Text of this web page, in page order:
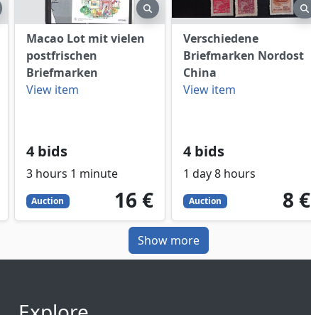
preview preview
Macao Lot mit vielen
postfrischen
Briefmarken
View item
4 bids
3 hours 1 minute
Auction 16
EUR
16 €
Verschiedene
Briefmarken Nordost
China
View item
4 bids
1 day 8 hours
Auction 8
EUR
8 €
Show more